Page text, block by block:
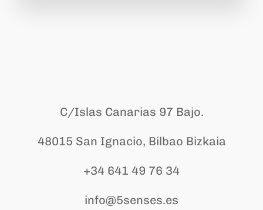
C/Islas Canarias 97 Bajo.
48015 San Ignacio, Bilbao Bizkaia
+34 641 49 76 34
info@5senses.es